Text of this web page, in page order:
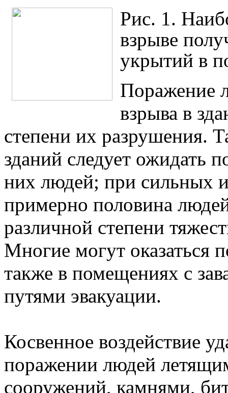
Рис. 1.
взрыве
укрытий в
Поражение
взрыва в
степени их разрушения.
зданий следует ожидать
них людей; при сильных
примерно половина
различной степени
Многие могут оказаться
также в помещениях с
путями эвакуации.
Косвенное воздействие
поражении людей
сооружений, камнями,